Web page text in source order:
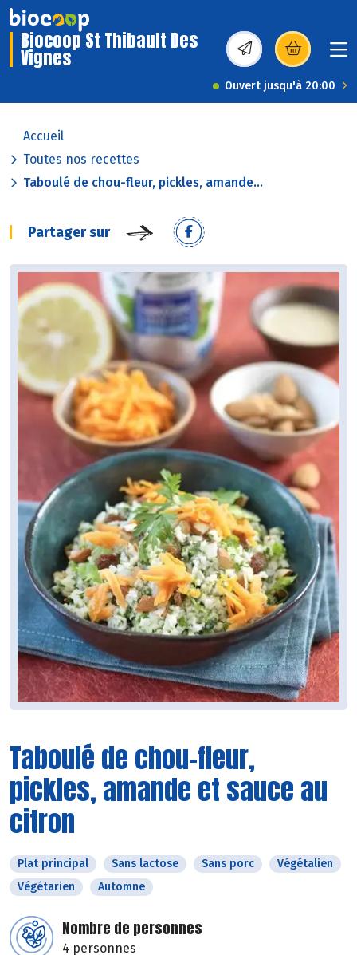
Biocoop St Thibault Des
Vignes (s’ouvre dans une
Ouvert jusqu'à 20:00
Accueil
Toutes nos recettes
Taboulé de chou-fleur, pickles, amande...
Partager sur
Taboulé de chou-fleur,
pickles, amande et sauce au
citron
Plat principal Sans lactose Sans porc
Végétalien
Végétarien
Automne
Nombre de personnes
4 personnes